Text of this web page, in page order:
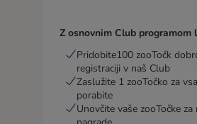
Z osnovnim Club programom
Pridobite100 zooTočk
registraciji v naš Club
Zaslužite 1 zooTočko za
porabite
Unovčite vaše zooTočke za